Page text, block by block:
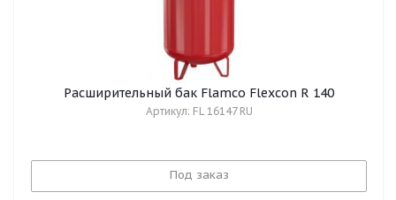
Расширительный бак Flamco Flexcon R 140
Артикул: FL 16147 RU
Под заказ